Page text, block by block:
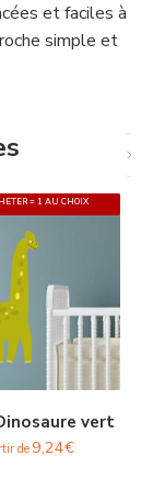
et faciles à
simple et
= 1 AU CHOIX
vert
de9,24€